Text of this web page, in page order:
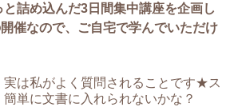
詰め込んだ3日間集中講座を企画し
催なので、ご自宅で学んでいただけ
実は私がよく質問されることです★ス
単に文書に入れられないかな？